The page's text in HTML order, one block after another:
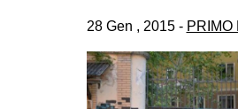
bsky
28 Gen , 2015 - PRIMO